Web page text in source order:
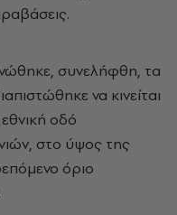
συνελήφθη, τα
να κινείται
οδό
στο ύψος της
όριο